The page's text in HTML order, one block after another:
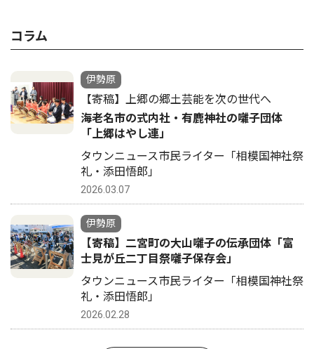
コラム
伊勢原
【寄稿】上郷の郷土芸能を次の世代へ
海老名市の式内社・有鹿神社の囃子団体
「上郷はやし連」
タウンニュース市民ライター「相模国神社祭
礼・添田悟郎」
2026.03.07
伊勢原
【寄稿】二宮町の大山囃子の伝承団体「富
士見が丘二丁目祭囃子保存会」
タウンニュース市民ライター「相模国神社祭
礼・添田悟郎」
2026.02.28